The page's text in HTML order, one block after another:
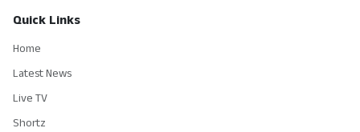
Quick Links
Home
Latest News
Live TV
Shortz